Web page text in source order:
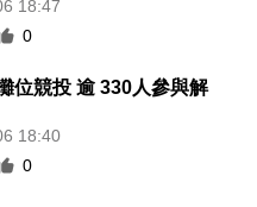
18:47
0
位競投 逾 330人參與解
18:40
0